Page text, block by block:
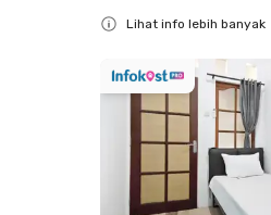
Lihat info lebih banyak